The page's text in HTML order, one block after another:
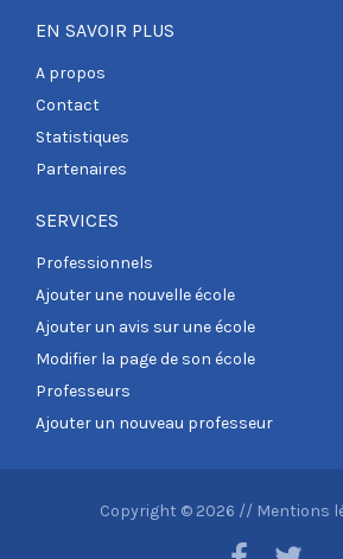
EN SAVOIR PLUS
A propos
Contact
Statistiques
Partenaires
SERVICES
Professionnels
Ajouter une nouvelle école
Ajouter un avis sur une école
Modifier la page de son école
Professeurs
Ajouter un nouveau professeur
Copyright © 2026 // Mentions